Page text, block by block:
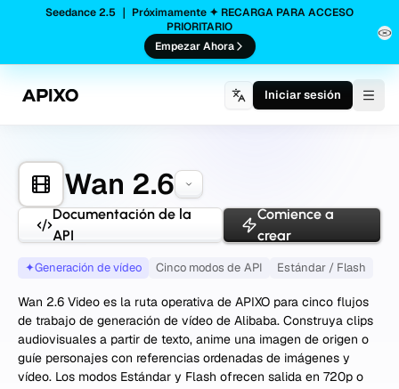
Seedance 2.5 ｜ Próximamente ✦ RECARGA PARA ACCESO
PRIORITARIO
Empezar Ahora
Iniciar sesión
Wan 2.6
Documentación de la
API
Comience a
crear
✦Generación de vídeo Cinco modos de API Estándar / Flash
Wan 2.6 Video es la ruta operativa de APIXO para cinco flujos
de trabajo de generación de vídeo de Alibaba. Construya clips
audiovisuales a partir de texto, anime una imagen de origen o
guíe personajes con referencias ordenadas de imágenes y
vídeo. Los modos Estándar y Flash ofrecen salida en 720p o